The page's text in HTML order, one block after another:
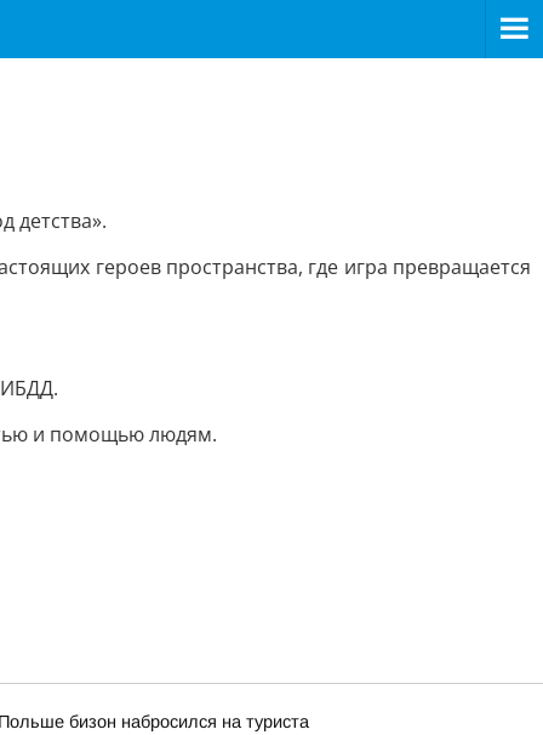
детства».
героев пространства, где игра превращается
и помощью людям.
бизон набросился на туриста